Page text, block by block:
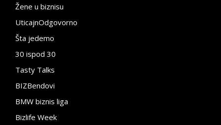
Žene u biznisu
UticajnOdgovorno
Šta jedemo
30 ispod 30
Tasty Talks
BIZBendovi
BMW biznis liga
Bizlife Week